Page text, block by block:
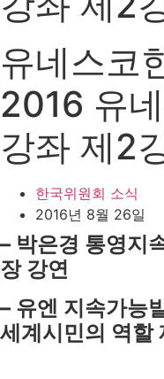
유네스코
2016 유
강좌 제2
한국위원회 소식
2016년 8월 26일
– 박은경 통영지
장 강연
– 유엔 지속가능
세계시민의 역할